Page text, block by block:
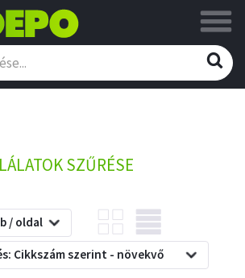
SZŰRÉSE
/ oldal
Cikkszám szerint - növekvő